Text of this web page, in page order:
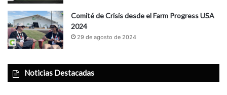
Comité de Crisis desde el Farm Progress USA
2024
29 de agosto de 2024
Noticias Destacadas